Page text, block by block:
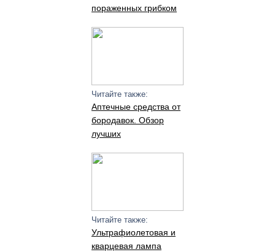
пораженных грибком
Читайте также:
Аптечные средства от
бородавок. Обзор
лучших
Читайте также:
Ультрафиолетовая и
кварцевая лампа